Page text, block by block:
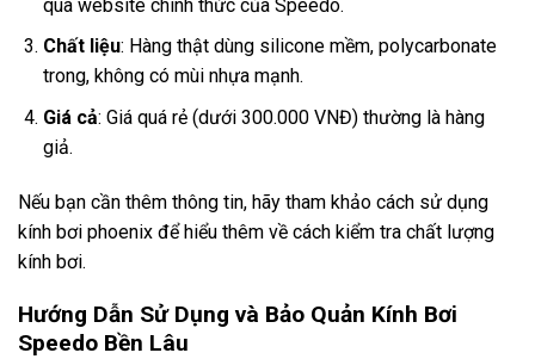
qua website chính thức của Speedo.
Chất liệu: Hàng thật dùng silicone mềm, polycarbonate
trong, không có mùi nhựa mạnh.
Giá cả: Giá quá rẻ (dưới 300.000 VNĐ) thường là hàng
giả.
Nếu bạn cần thêm thông tin, hãy tham khảo cách sử dụng
kính bơi phoenix để hiểu thêm về cách kiểm tra chất lượng
kính bơi.
Hướng Dẫn Sử Dụng và Bảo Quản Kính Bơi
Speedo Bền Lâu